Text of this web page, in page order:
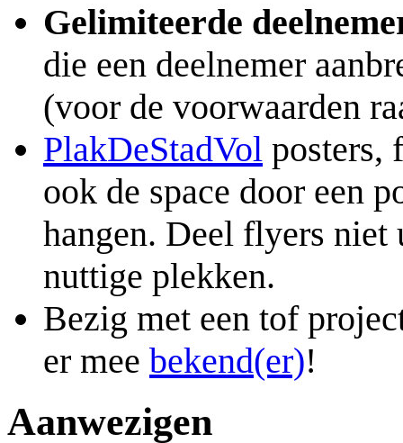
Gelimiteerde
die een deelnemer
(voor de voorwaarden
PlakDeStadVol posters,
ook de space door een
hangen. Deel flyers niet
nuttige plekken.
Bezig met een tof
er mee bekend(er)!
Aanwezigen